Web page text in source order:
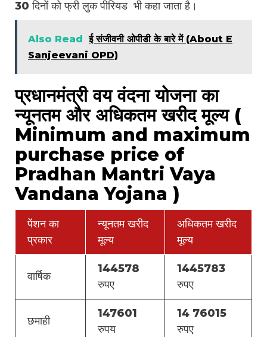
30 दिनों को फ्री लुक पीरियड भी कहा जाता है।
Also Read
ई संजीवनी ओपीडी के बारे में (About E
Sanjeevani OPD)
प्रधानमंत्री वय वंदना योजना का
न्यूनतम और अधिकतम खरीद मूल्य (
Minimum and maximum
purchase price of
Pradhan Mantri Vaya
Vandana Yojana )
पेंशन का
प्रकार
न्यूनतम खरीद
मूल्य
अधिकतम खरीद
मूल्य
वार्षिक
144578
रुपए
1445783
रुपए
छमाही
147601
रुपय
14 76015
रुपए